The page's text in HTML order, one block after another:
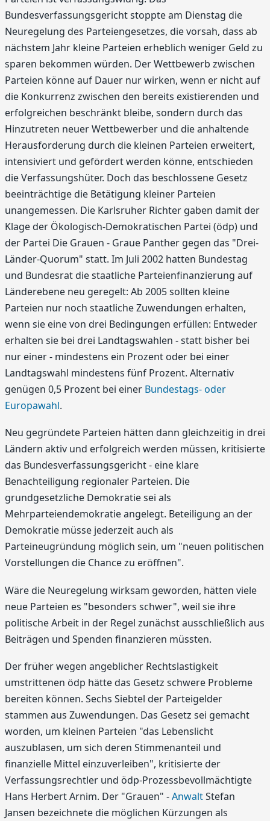
Bundesverfassungsgericht stoppte am Dienstag die
Neuregelung des Parteiengesetzes, die vorsah, dass ab
nächstem Jahr kleine Parteien erheblich weniger Geld zu
sparen bekommen würden. Der Wettbewerb zwischen
Parteien könne auf Dauer nur wirken, wenn er nicht auf
die Konkurrenz zwischen den bereits existierenden und
erfolgreichen beschränkt bleibe, sondern durch das
Hinzutreten neuer Wettbewerber und die anhaltende
Herausforderung durch die kleinen Parteien erweitert,
intensiviert und gefördert werden könne, entschieden
die Verfassungshüter. Doch das beschlossene Gesetz
beeinträchtige die Betätigung kleiner Parteien
unangemessen. Die Karlsruher Richter gaben damit der
Klage der Ökologisch-Demokratischen Partei (ödp) und
der Partei Die Grauen - Graue Panther gegen das "Drei-
Länder-Quorum" statt. Im Juli 2002 hatten Bundestag
und Bundesrat die staatliche Parteienfinanzierung auf
Länderebene neu geregelt: Ab 2005 sollten kleine
Parteien nur noch staatliche Zuwendungen erhalten,
wenn sie eine von drei Bedingungen erfüllen: Entweder
erhalten sie bei drei Landtagswahlen - statt bisher bei
nur einer - mindestens ein Prozent oder bei einer
Landtagswahl mindestens fünf Prozent. Alternativ
genügen 0,5 Prozent bei einer Bundestags- oder
Europawahl.
Neu gegründete Parteien hätten dann gleichzeitig in drei
Ländern aktiv und erfolgreich werden müssen, kritisierte
das Bundesverfassungsgericht - eine klare
Benachteiligung regionaler Parteien. Die
grundgesetzliche Demokratie sei als
Mehrparteiendemokratie angelegt. Beteiligung an der
Demokratie müsse jederzeit auch als
Parteineugründung möglich sein, um "neuen politischen
Vorstellungen die Chance zu eröffnen".
Wäre die Neuregelung wirksam geworden, hätten viele
neue Parteien es "besonders schwer", weil sie ihre
politische Arbeit in der Regel zunächst ausschließlich aus
Beiträgen und Spenden finanzieren müssten.
Der früher wegen angeblicher Rechtslastigkeit
umstrittenen ödp hätte das Gesetz schwere Probleme
bereiten können. Sechs Siebtel der Parteigelder
stammen aus Zuwendungen. Das Gesetz sei gemacht
worden, um kleinen Parteien "das Lebenslicht
auszublasen, um sich deren Stimmenanteil und
finanzielle Mittel einzuverleiben", kritisierte der
Verfassungsrechtler und ödp-Prozessbevollmächtigte
Hans Herbert Arnim. Der "Grauen" -AnwaltStefan
Jansen bezeichnete die möglichen Kürzungen als